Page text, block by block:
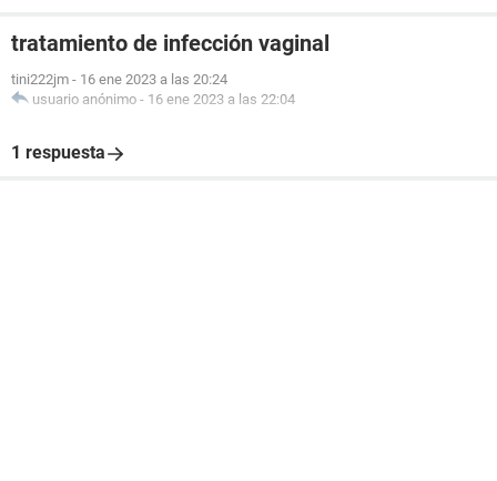
tratamiento de infección vaginal
tini222jm - 16 ene 2023 a las 20:24
usuario anónimo - 16 ene 2023 a las 22:04
1 respuesta